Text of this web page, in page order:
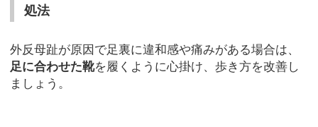
処法
外反母趾が原因で足裏に違和感や痛みがある場合は、
足に合わせた靴を履くように心掛け、歩き方を改善し
ましょう。